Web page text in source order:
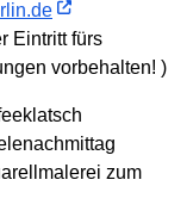
Eintritt fürs
vorbehalten! )
zum